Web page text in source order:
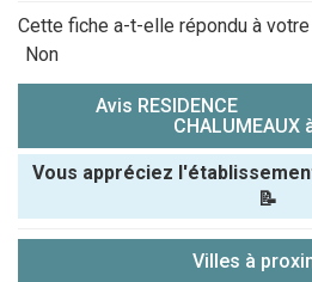
Cette fiche a-t-elle répondu à votre
Non
Avis RESIDENCE
CHALUMEAUX
Vous appréciez
📝
Villes à